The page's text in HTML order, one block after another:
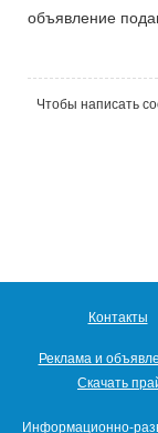
объявление
Чтобы написать
Контакты
Реклама и
Скачать
Информационно-